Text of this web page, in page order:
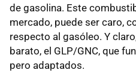
de gasolina. Este
mercado, puede ser caro,
respecto al gasóleo. Y
barato, el GLP/GNC, que
pero adaptados.